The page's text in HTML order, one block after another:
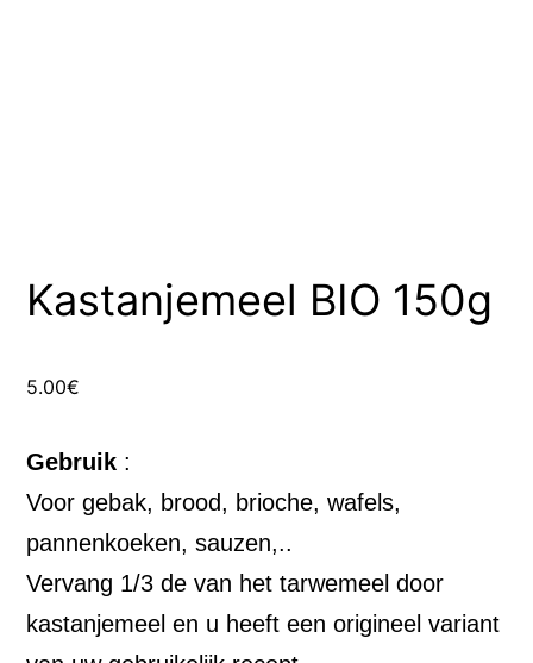
Kastanjemeel BIO 150g
5.00€
Gebruik :
Voor gebak, brood, brioche, wafels,
pannenkoeken, sauzen,..
Vervang 1/3 de van het tarwemeel door
kastanjemeel en u heeft een origineel variant